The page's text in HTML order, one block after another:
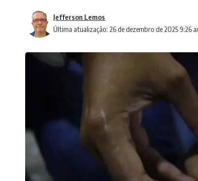
Última atualização: 26 de dezembro de 2025 9:26
Jefferson Lemos